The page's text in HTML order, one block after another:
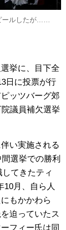
ールしたが……
挙に、目下全
日に投票が行
ッツバーグ郊
議員補欠選挙
い実施される
選挙での勝利
てきたティ
10月、自ら人
もかかわら
迫っていたス
フィー氏は同